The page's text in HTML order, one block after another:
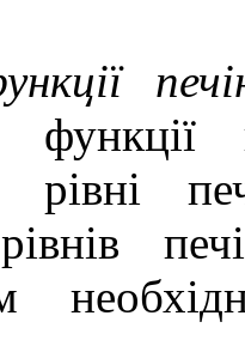
функції
рівні